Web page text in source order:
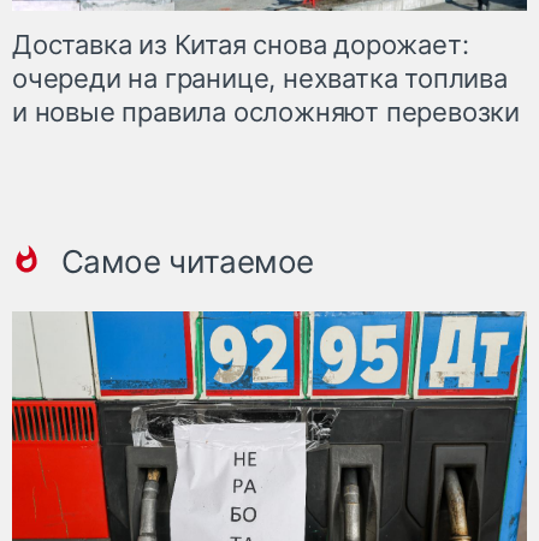
Доставка из Китая снова дорожает:
очереди на границе, нехватка топлива
и новые правила осложняют перевозки
Самое читаемое